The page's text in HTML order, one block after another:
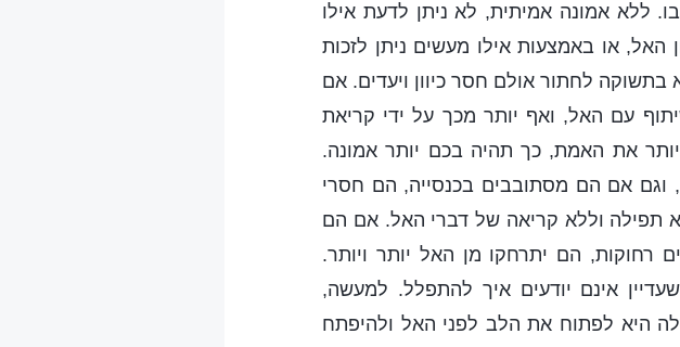
ללא אמונה אמיתית, לא ניתן לדעת אילו
או באמצעות אילו מעשים ניתן לזכות
לחתור אולם חסר כיוון ויעדים. אם
עם האל, ואף יותר מכך על ידי קריאת
את האמת, כך תהיה בכם יותר אמונה.
אם הם מסתובבים בכנסייה, הם חסרי
תפילה וללא קריאה של דברי האל. אם הם
הם יתרחקו מן האל יותר ויותר.
אינם יודעים איך להתפלל. למעשה,
היא לפתוח את הלב לפני האל ולהיפתח